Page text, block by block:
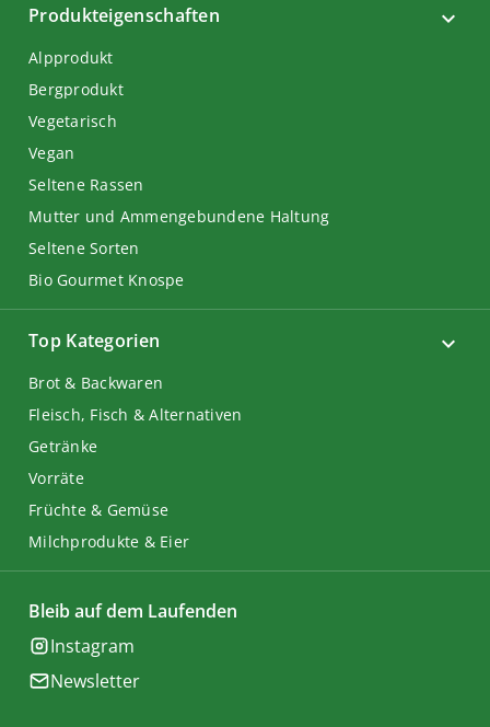
Top Kategorien
Brot & Backwaren
Fleisch, Fisch & Alternativen
Getränke
Vorräte
Früchte & Gemüse
Milchprodukte & Eier
Produkteigenschaften
Alpprodukt
Bergprodukt
Vegetarisch
Vegan
Seltene Rassen
Mutter und Ammengebundene Haltung
Seltene Sorten
Bio Gourmet Knospe
Bleib auf dem Laufenden
Instagram
Newsletter